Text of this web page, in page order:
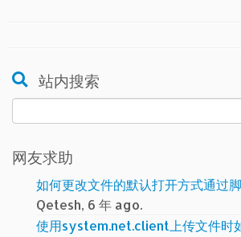
站内搜索
索：
网友求助
如何更改文件的默认打开方式通过
Qetesh, 6 年 ago.
使用system.net.client上传文件时